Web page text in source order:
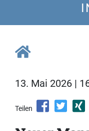
13. Mai 2026 |
Teilen